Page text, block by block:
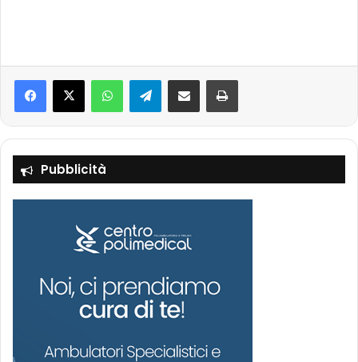
Telegram
Pubblicità